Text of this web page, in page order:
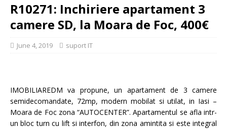
R10271: Inchiriere apartament 3
camere SD, la Moara de Foc, 400€
June 4, 2019 suport IT
IMOBILIAREDM va propune, un apartament de 3 camere
semidecomandate, 72mp, modern mobilat si utilat, in Iasi –
Moara de Foc zona “AUTOCENTER”. Apartamentul se afla intr-
un bloc turn cu lift si interfon, din zona amintita si este integral